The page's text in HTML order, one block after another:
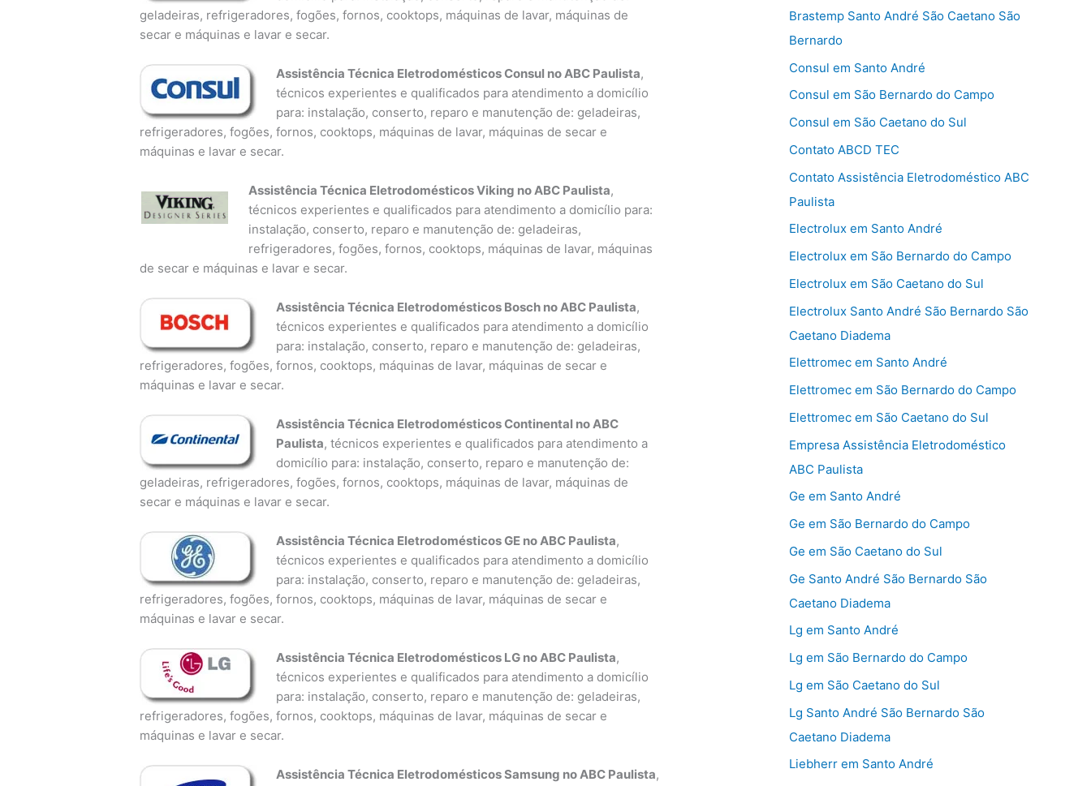
geladeiras, refrigeradores, fogões, fornos, cooktops, máquinas de lavar, máquinas de
secar e máquinas e lavar e secar.
Assistência Técnica Eletrodomésticos Consul no ABC Paulista,
técnicos experientes e qualificados para atendimento a domicílio
para: instalação, conserto, reparo e manutenção de: geladeiras,
refrigeradores, fogões, fornos, cooktops, máquinas de lavar, máquinas de secar e
máquinas e lavar e secar.
Assistência Técnica Eletrodomésticos Viking no ABC Paulista,
técnicos experientes e qualificados para atendimento a domicílio para:
instalação, conserto, reparo e manutenção de: geladeiras,
refrigeradores, fogões, fornos, cooktops, máquinas de lavar, máquinas
de secar e máquinas e lavar e secar.
Assistência Técnica Eletrodomésticos Bosch no ABC Paulista,
técnicos experientes e qualificados para atendimento a domicílio
para: instalação, conserto, reparo e manutenção de: geladeiras,
refrigeradores, fogões, fornos, cooktops, máquinas de lavar, máquinas de secar e
máquinas e lavar e secar.
Assistência Técnica Eletrodomésticos Continental no ABC
Paulista, técnicos experientes e qualificados para atendimento a
domicílio para: instalação, conserto, reparo e manutenção de:
geladeiras, refrigeradores, fogões, fornos, cooktops, máquinas de lavar, máquinas de
secar e máquinas e lavar e secar.
Assistência Técnica Eletrodomésticos GE no ABC Paulista,
técnicos experientes e qualificados para atendimento a domicílio
para: instalação, conserto, reparo e manutenção de: geladeiras,
refrigeradores, fogões, fornos, cooktops, máquinas de lavar, máquinas de secar e
máquinas e lavar e secar.
Assistência Técnica Eletrodomésticos LG no ABC Paulista,
técnicos experientes e qualificados para atendimento a domicílio
para: instalação, conserto, reparo e manutenção de: geladeiras,
refrigeradores, fogões, fornos, cooktops, máquinas de lavar, máquinas de secar e
máquinas e lavar e secar.
Assistência Técnica Eletrodomésticos Samsung no ABC Paulista,
Brastemp Santo André São Caetano São
Bernardo
Consul em Santo André
Consul em São Bernardo do Campo
Consul em São Caetano do Sul
Contato ABCD TEC
Contato Assistência Eletrodoméstico ABC
Paulista
Electrolux em Santo André
Electrolux em São Bernardo do Campo
Electrolux em São Caetano do Sul
Electrolux Santo André São Bernardo São
Caetano Diadema
Elettromec em Santo André
Elettromec em São Bernardo do Campo
Elettromec em São Caetano do Sul
Empresa Assistência Eletrodoméstico
ABC Paulista
Ge em Santo André
Ge em São Bernardo do Campo
Ge em São Caetano do Sul
Ge Santo André São Bernardo São
Caetano Diadema
Lg em Santo André
Lg em São Bernardo do Campo
Lg em São Caetano do Sul
Lg Santo André São Bernardo São
Caetano Diadema
Liebherr em Santo André